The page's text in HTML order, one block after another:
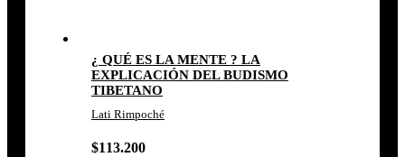
¿ QUÉ ES LA MENTE ? LA
EXPLICACIÓN DEL BUDISMO
TIBETANO
Lati Rimpoché
$113.200